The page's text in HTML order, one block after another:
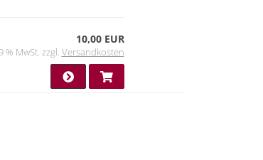
10,00 EUR
% MwSt. zzgl. Versandkosten